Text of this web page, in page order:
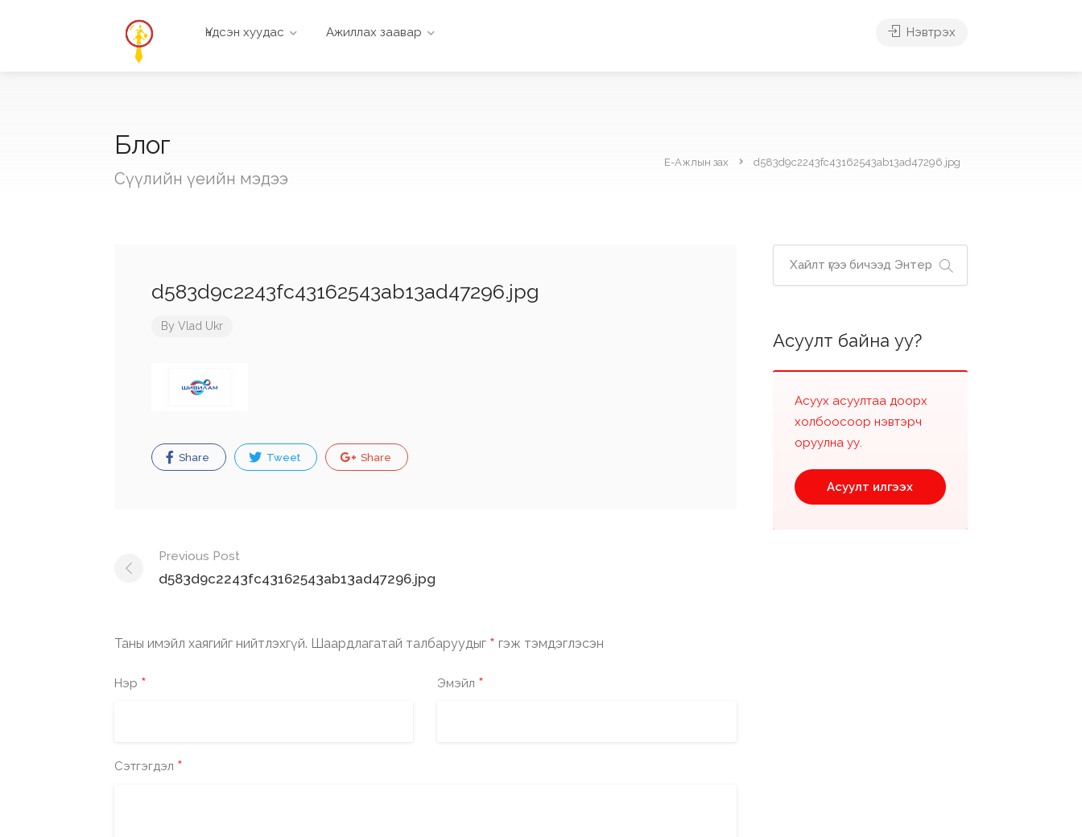
Үндсэн хуудас Ажиллах заавар Нэвтрэх
Блог
Сүүлийн үеийн мэдээ
Е-Ажлын зах d583d9c2243fc43162543ab13ad47296.jpg
d583d9c2243fc43162543ab13ad47296.jpg
By Vlad Ukr
Share Tweet Share
Post
navigation
Previous Post
d583d9c2243fc43162543ab13ad47296.jpg
Таны имэйл хаягийг нийтлэхгүй. Шаардлагатай талбаруудыг * гэж тэмдэглэсэн
Нэр * Эмэйл *
Сэтгэгдэл *
Асуулт байна уу?
Асуух асуултаа доорх
холбоосоор нэвтэрч
оруулна уу.
Асуулт илгээх